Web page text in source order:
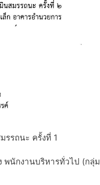
รรถนะ ครั้งที่ 1
พนักงานบริหารทั่วไป (กลุ่ม